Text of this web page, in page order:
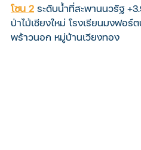
โซน 2 ระดับน้ำที่สะพานนวรัฐ
ป่าไม้เชียงใหม่ โรงเรียนมงฟอ
พร้าวนอก หมู่บ้านเวียงทอง